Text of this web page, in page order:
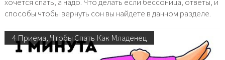
способы чтобы вернуть сон вы найдете в данном разделе.
4 Приема, Чтобы Спать Как Младенец